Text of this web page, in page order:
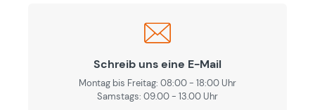
Schreib uns eine E-Mail
Montag bis Freitag: 08:00 - 18:00 Uhr
Samstags: 09.00 - 13.00 Uhr